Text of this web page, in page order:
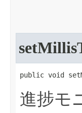
public void
進捗モ